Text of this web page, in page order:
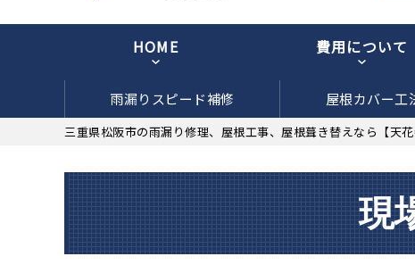
HOME 費用について
雨漏りスピード補修 屋根カバー工
三重県松阪市の雨漏り修理、屋根工事、屋根葺き替えなら【天花
現